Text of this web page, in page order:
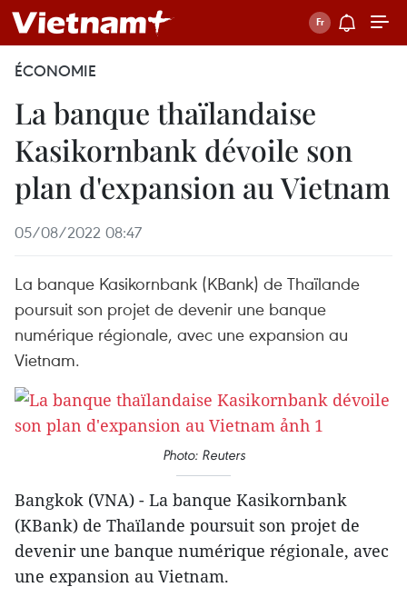
ÉCONOMIE
La banque thaïlandaise
Kasikornbank dévoile son
plan d'expansion au Vietnam
05/08/2022 08:47
La banque Kasikornbank (KBank) de Thaïlande
poursuit son projet de devenir une banque
numérique régionale, avec une expansion au
Vietnam.
Photo: Reuters
Bangkok (VNA) - La banque Kasikornbank
(KBank) de Thaïlande poursuit son projet de
devenir une banque numérique régionale, avec
une expansion au Vietnam.